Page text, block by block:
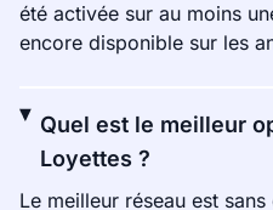
été activée sur au moins
encore disponible sur les
Quel est le meilleur
Loyettes ?
Le meilleur réseau est